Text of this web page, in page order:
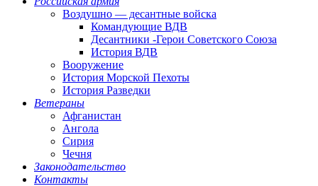
Воздушно — десантные войска
Командующие ВДВ
Десантники -Герои Советского Союза
История ВДВ
Вооружение
История Морской Пехоты
История Разведки
Ветераны
Афганистан
Ангола
Сирия
Чечня
Законодательство
Контакты